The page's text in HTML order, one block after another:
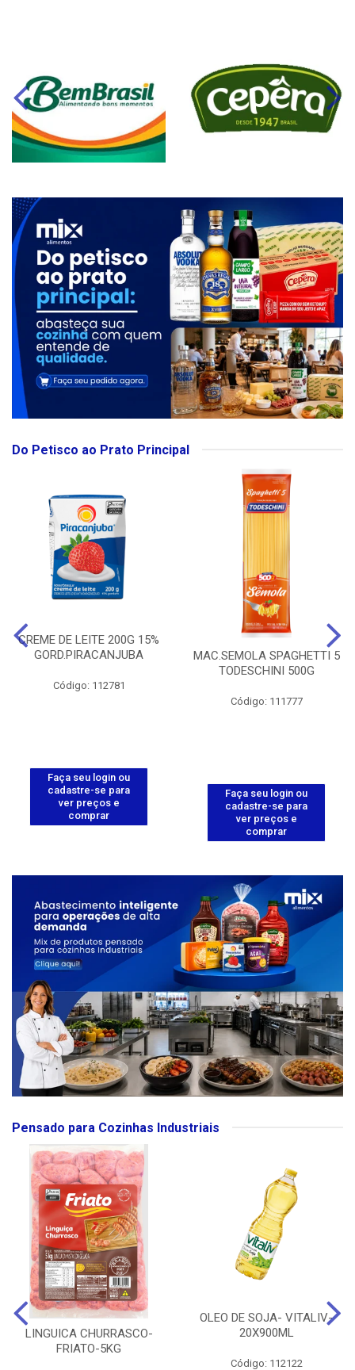
Do Petisco ao Prato Principal
CREME DE LEITE 200G 15%
GORD.PIRACANJUBA
Código: 112781
Faça seu login ou
cadastre-se para
ver preços e
comprar
MAC.SEMOLA SPAGHETTI 5
TODESCHINI 500G
Código: 111777
Faça seu login ou
cadastre-se para
ver preços e
comprar
Pensado para Cozinhas Industriais
LINGUICA CHURRASCO-
FRIATO-5KG
OLEO DE SOJA- VITALIV-
20X900ML
Código: 112122